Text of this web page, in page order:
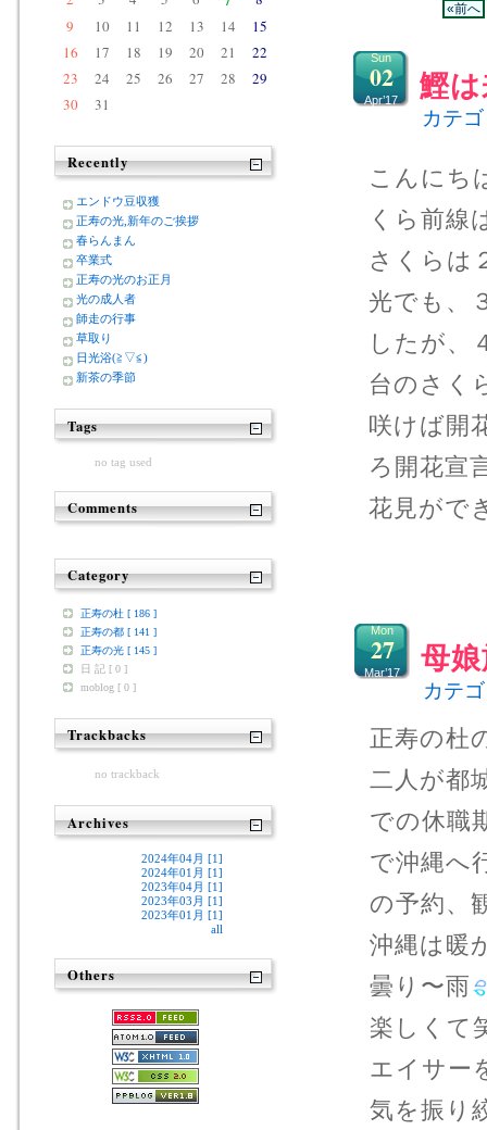
«前へ
鰹
Sun
02
Apr’17
カテ
こんにち
くら前線
さくらは
光でも、
したが、
台のさく
咲けば開
ろ開花宣
花見がで
母
Mon
27
Mar’17
カテ
正寿の杜
二人が都
での休職
で沖縄へ
の予約、
沖縄は暖
曇り〜雨
楽しくて
エイサー
気を振り
9
10 11 12 13 14
15
16
17 18 19 20 21
22
23
24 25 26 27 28
29
30
31
Recently
エンドウ豆収獲
正寿の光,新年のご挨拶
春らんまん
卒業式
正寿の光のお正月
光の成人者
師走の行事
草取り
日光浴(≧▽≦)
新茶の季節
Tags
no tag used
Comments
Category
正寿の杜 [ 186 ]
正寿の都 [ 141 ]
正寿の光 [ 145 ]
日 記 [ 0 ]
moblog [ 0 ]
Trackbacks
no trackback
Archives
2024年04月 [1]
2024年01月 [1]
2023年04月 [1]
2023年03月 [1]
2023年01月 [1]
all
Others